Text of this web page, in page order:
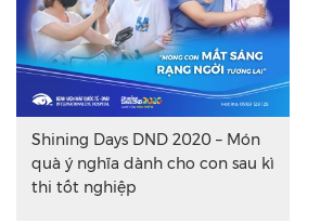
Shining Days DND 2020 – Món
quà ý nghĩa dành cho con sau kì
thi tốt nghiệp